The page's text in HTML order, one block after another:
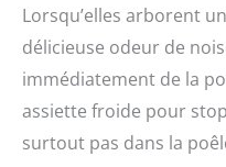
Lorsqu’elles arborent
délicieuse odeur de
immédiatement de la
assiette froide pour
surtout pas dans la